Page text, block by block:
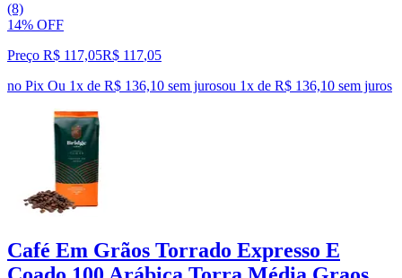
(8)
14% OFF
Preço R$ 117,05R$ 117,05
no Pix Ou 1x de R$ 136,10 sem jurosou 1x de R$ 136,10 sem juros
Café Em Grãos Torrado Expresso E